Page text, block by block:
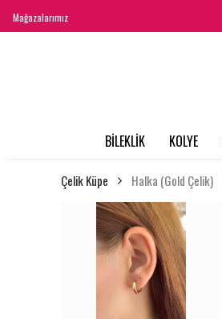
Mağazalarımız
BİLEKLİK KOLYE
Çelik Küpe Halka (Gold Çelik)